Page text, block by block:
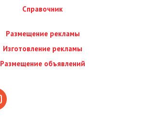
Справочник
Размещение рекламы
Изготовление рекламы
Размещение объявлений